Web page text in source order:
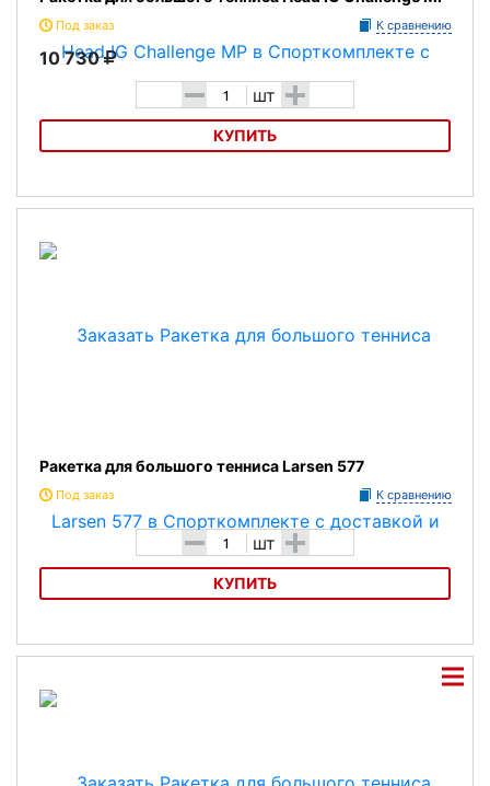
Под заказ К сравнению
10 730
- шт +
КУПИТЬ
Ракетка для большого тенниса Head IG Challenge MP
Ракетка для большого тенниса Larsen 577
Под заказ К сравнению
- шт +
КУПИТЬ
Ракетка для большого тенниса Larsen 577